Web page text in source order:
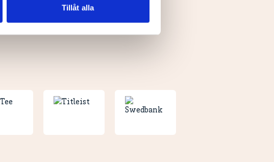
kan i sin tur kombinera informationen
Tillåt alla